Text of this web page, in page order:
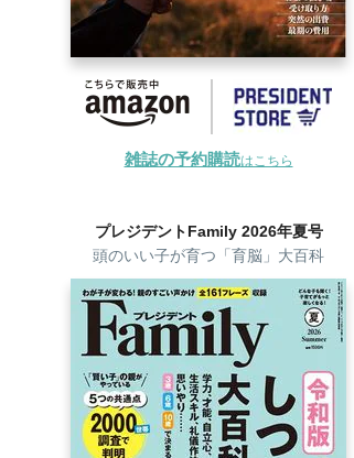
雑誌の予約購読はこちら
プレジデントFamily 2026年夏号
頭のいい子が育つ「育脳」大百科